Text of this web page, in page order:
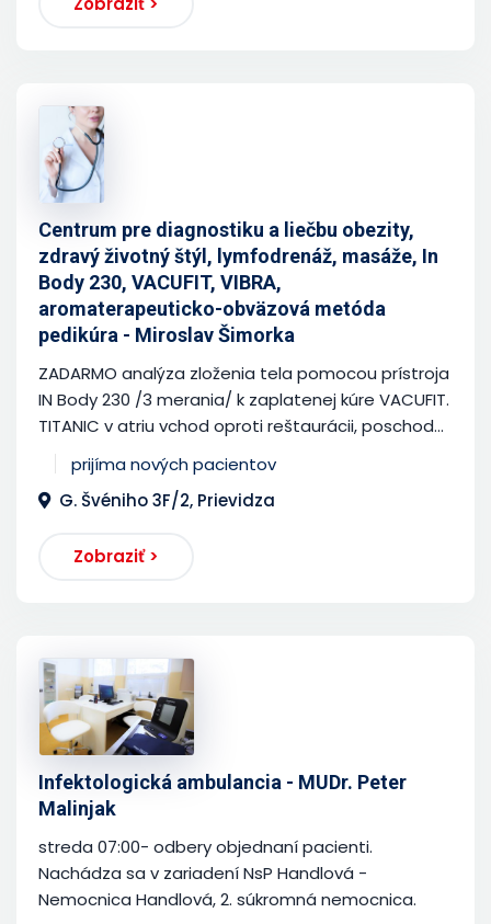
Centrum pre diagnostiku a liečbu obezity,
zdravý životný štýl, lymfodrenáž, masáže, In
Body 230, VACUFIT, VIBRA,
aromaterapeuticko-obväzová metóda
pedikúra - Miroslav Šimorka
ZADARMO analýza zloženia tela pomocou prístroja
IN Body 230 /3 merania/ k zaplatenej kúre VACUFIT.
TITANIC v atriu vchod oproti reštaurácii, poschod...
prijíma nových pacientov
G. Švéniho 3F/2, Prievidza
Zobraziť >
Infektologická ambulancia - MUDr. Peter
Malinjak
streda 07:00- odbery objednaní pacienti.
Nachádza sa v zariadení NsP Handlová -
Nemocnica Handlová, 2. súkromná nemocnica.